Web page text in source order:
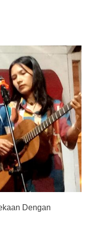
Dengan